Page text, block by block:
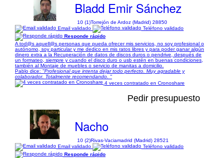
Bladd Emir Sánchez
10 (1)Torrejón de Ardoz (Madrid) 28850
Email validado
Teléfono validado
Responde rápido
A tod@s aquell@s personas que pueda ofrecer mis servicios, no soy profesional o
autónomo, soy particular y me dedico en mis ratos libres y para poder ganar algún
dinero extra a la Recuperación de datos de discos duros o pendrive, después de
un formateo, siempre y cuando el disco duro o usb estén en buenas condiciones,
también al Montaje de muebles o servicio de manitas a domicilio.
Pablo dice: "Profesional que intenta dejar todo perfecto. Muy agradable y
colaborador. Totalmente recomendando. "
4 veces contratado en Cronoshare
Pedir presupuesto
Nacho
10 (2)Rivas-Vaciamadrid (Madrid) 28521
Email validado
Teléfono validado
Responde rápido